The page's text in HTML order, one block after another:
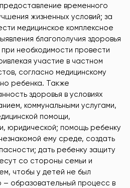
временного
жизненных условий; за
медицинское комплексное
благополучия здоровья
необходимости провести
участие в частном
согласно медицинскому
ребенка. Также
здоровья в условиях
коммунальными услугами,
помощи,
юридической; помощь ребенку
ему среде, создать
дать ребенку защиту
со стороны семьи и
чтобы у детей не был
образовательный процесс в